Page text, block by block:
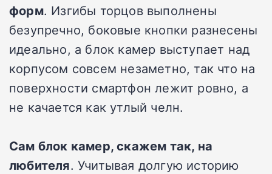
форм. Изгибы торцов выполнены
безупречно, боковые кнопки разнесены
идеально, а блок камер выступает над
корпусом совсем незаметно, так что на
поверхности смартфон лежит ровно, а
не качается как утлый челн.
Сам блок камер, скажем так, на
любителя. Учитывая долгую историю